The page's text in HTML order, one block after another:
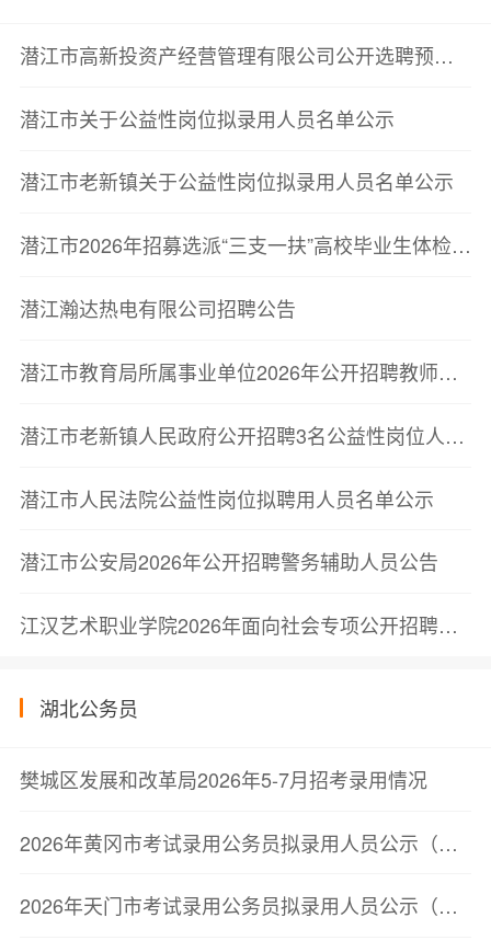
潜江市高新投资产经营管理有限公司公开选聘预公告
潜江市关于公益性岗位拟录用人员名单公示
潜江市老新镇关于公益性岗位拟录用人员名单公示
潜江市2026年招募选派“三支一扶”高校毕业生体检递补公告
潜江瀚达热电有限公司招聘公告
潜江市教育局所属事业单位2026年公开招聘教师体检递补公告
潜江市老新镇人民政府公开招聘3名公益性岗位人员的公告
潜江市人民法院公益性岗位拟聘用人员名单公示
潜江市公安局2026年公开招聘警务辅助人员公告
江汉艺术职业学院2026年面向社会专项公开招聘教师、专职辅导员体检通知
湖北公务员
樊城区发展和改革局2026年5-7月招考录用情况
2026年黄冈市考试录用公务员拟录用人员公示（第三批）
2026年天门市考试录用公务员拟录用人员公示（第二批）